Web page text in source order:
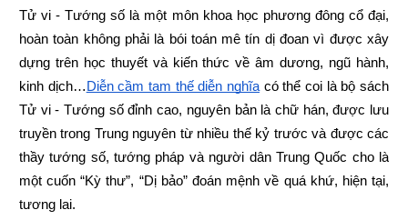
Tử vi - Tướng số là một môn khoa học phương đông cổ đại,
hoàn toàn không phải là bói toán mê tín dị đoan vì được xây
dựng trên học thuyết và kiến thức về âm dương, ngũ hành,
kinh dịch… Diễn cầm tam thế diễn nghĩa có thể coi là bộ sách
Tử vi - Tướng số đỉnh cao, nguyên bản là chữ hán, được lưu
truyền trong Trung nguyên từ nhiều thế kỷ trước và được các
thầy tướng số, tướng pháp và người dân Trung Quốc cho là
một cuốn “Kỳ thư”, “Dị bảo” đoán mệnh về quá khứ, hiện tại,
tương lai.